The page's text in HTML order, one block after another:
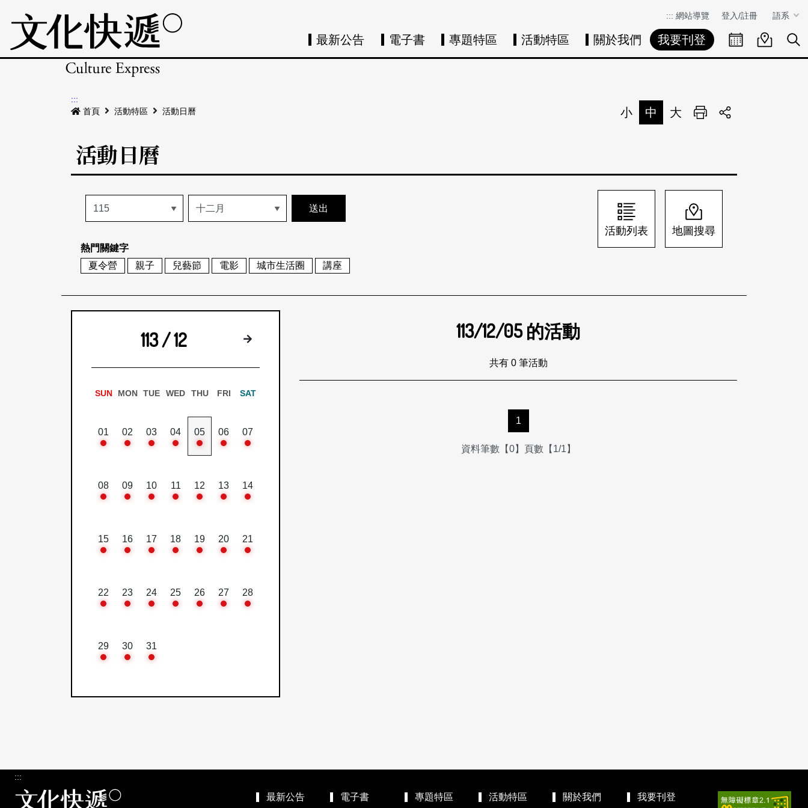
::: 網站導覽 登入/註冊 語系
最新公告 電子書 專題特區 活動特區 關於我們 我要刊登 活動日曆活動地圖展
:::
首頁
活動特區 活動日曆 小 中 大 列印
活動日曆
熱門關鍵字
夏令營
親子 兒藝節 電影 城市生活圈 講座
活動列表 地圖搜尋
113 / 12 下個月
SUN MON TUE WED THU FRI SAT
01 02 03 04 05 06 07
08 09 10 11 12 13 14
15 16 17 18 19 20 21
22 23 24 25 26 27 28
29 30 31
113/12/05的活動
共有 0 筆活動
1
資料筆數【0】頁數【1/1】
:::
最新公告 電子書 專題特區 活動特區 關於我們 我要刊登